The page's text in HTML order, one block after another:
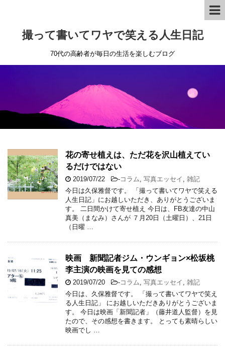
撮って書いてワヤで笑える人生日記
70代の高齢者が毎日の生活を楽しむブログ
花の寄せ植えは、ただ花を沢山植えてい
るだけではない
2019/07/22 -コラム 写真エッセイ
雑記
今日は久保雅督です。 「撮って書いてワヤで笑える
人生日記」にお越しいただき、ありがとうございま
す。 二日間かけて寄せ植え 今日は、FB友達の中山
真美（まなみ）さんが ７月20日（土曜日）、21日
（日曜 …
映画 新聞記者ジム・ウンギョン×松坂桃
李主演の映画を見ての感想
2019/07/20 -コラム 写真エッセイ
雑記
今日は、久保雅督です。 「撮って書いてワヤで笑え
る人生日記」 にお越しいただきありがとうございま
す。 今日は映画「新聞記者」（藤井道人監督）を見
たので、その感想を書きます。 とっても素晴らしい
映画でし …